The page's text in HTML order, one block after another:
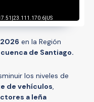
en la Región
de Santiago.
los niveles de
de vehículos,
a leña